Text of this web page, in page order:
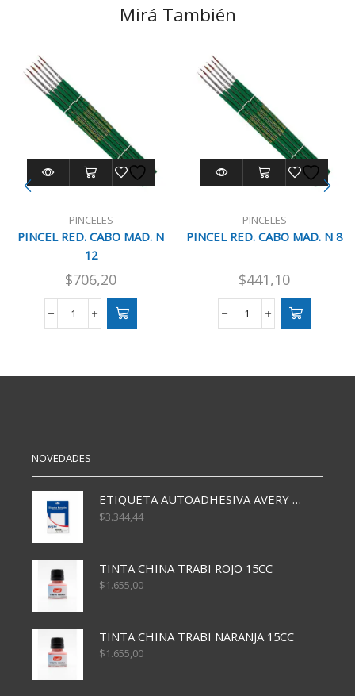
Mirá También
PINCELES
PINCEL RED. CABO MAD. N
12
$706,20
PINCEL
N
PINCELES
PINCEL RED. CABO MAD. N 8
$441,10
PINCEL
N
NOVEDADES
ETIQUETA AUTOADHESIVA AVERY 3026 30H 20 X 70
$3.344,44
TINTA CHINA TRABI ROJO 15CC
$1.655,00
TINTA CHINA TRABI NARANJA 15CC
$1.655,00